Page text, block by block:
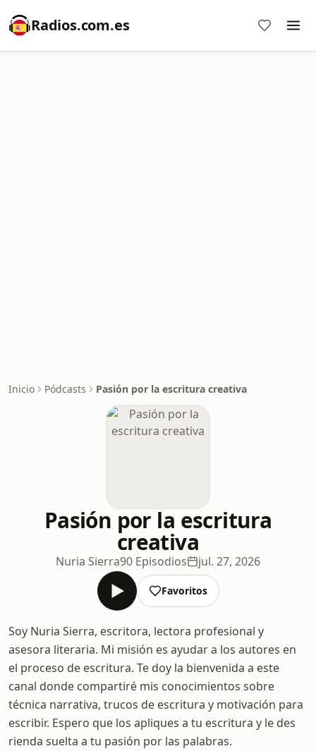
Radios.com.es
Inicio Pódcasts Pasión por la escritura creativa
Pasión por la escritura
creativa
Nuria Sierra90 Episodios jul. 27, 2026
Favoritos
Soy Nuria Sierra, escritora, lectora profesional y
asesora literaria. Mi misión es ayudar a los autores en
el proceso de escritura. Te doy la bienvenida a este
canal donde compartiré mis conocimientos sobre
técnica narrativa, trucos de escritura y motivación para
escribir. Espero que los apliques a tu escritura y le des
rienda suelta a tu pasión por las palabras.